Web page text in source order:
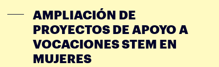
AMPLIACIÓN DE
PROYECTOS DE APOYO A
VOCACIONES STEM EN
MUJERES